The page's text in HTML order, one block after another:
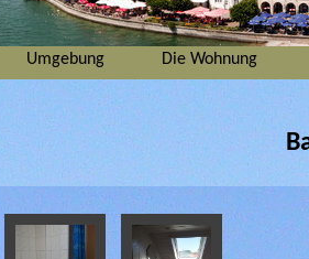
Umgebung Die Wohnung